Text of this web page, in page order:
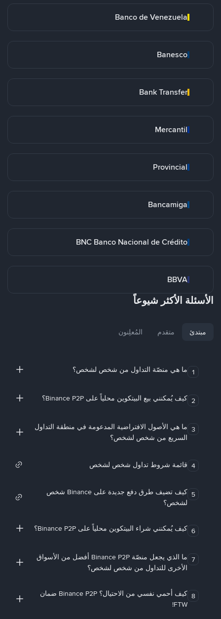
Banco de Venezuela
Banesco
Bank Transfer
Mercantil
Provincial
Bancamiga
BNC Banco Nacional de Crédito
BBVA
الأسئلة الأكثر شيوعاً
مبتدئ متقدم المُعلِنون
1 ما هي منصّة التداول من شخص لشخص؟
2 كيف يُمكنني بيع البيتكوين محلياً على Binance P2P؟
3 ما هي الأصول الافتراضية المدعومة في منطقة التداول
السريع من شخص لشخص؟
4 قائمة شروط تداول شخص لشخص
5
كيف تضيف طرق دفع جديدة على Binance شخص
لشخص؟
6 كيف يُمكنني شراء البيتكوين محلياً على Binance P2P؟
7
ما الذي يجعل منصّة Binance P2P أفضل من الأسواق
الأخرى للتداول من شخص لشخص؟
8
كيف أحمي نفسي من الاحتيال؟ Binance P2P ضمان
FTW!